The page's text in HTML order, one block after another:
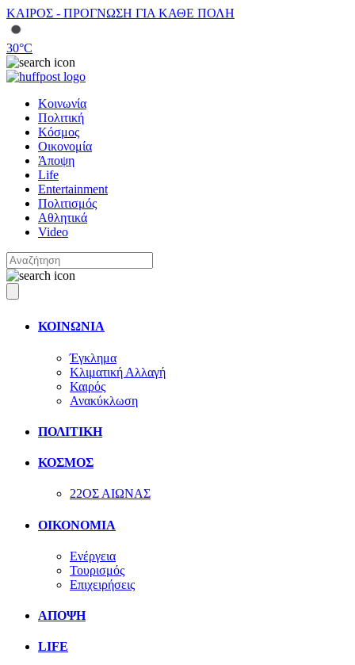
ΚΑΙΡΟΣ - ΠΡΟΓΝΩΣΗ ΓΙΑ ΚΑΘΕ ΠΟΛΗ
30°C
Κοινωνία
Πολιτική
Κόσμος
Οικονομία
Άποψη
Life
Entertainment
Πολιτισμός
Αθλητικά
Video
ΚΟΙΝΩΝΙΑ
Έγκλημα
Κλιματική Αλλαγή
Καιρός
Ανακύκλωση
ΠΟΛΙΤΙΚΗ
ΚΟΣΜΟΣ
22ΟΣ ΑΙΩΝΑΣ
ΟΙΚΟΝΟΜΙΑ
Ενέργεια
Τουρισμός
Επιχειρήσεις
ΑΠΟΨΗ
LIFE